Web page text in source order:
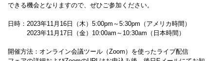
できる機会となりますので、ぜひご参加ください。
日時：2023年11月16日（木）5:00pm～5:30pm（アメリカ時間）
2023年11月17日（金）10:00am～10:30am（日本時間）
開催方法：オンライン会議ツール（Zoom）を使ったライブ配信